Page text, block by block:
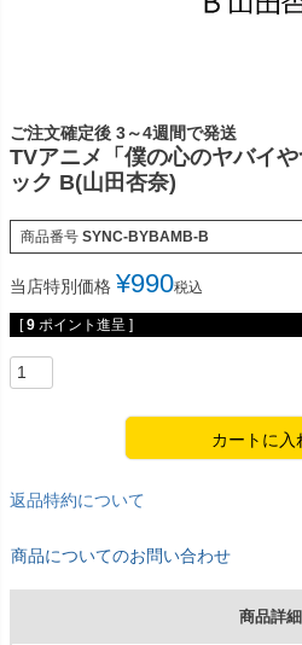
ご注文確定後 3～4週間で発送
TVアニメ「僕の心のヤバイ
ック B(山田杏奈)
商品番号 SYNC-BYBAMB-B
当店特別価格 ¥990税込
[ 9 ポイント進呈 ]
カートに入
返品特約について
商品についてのお問い合わせ
商品詳細